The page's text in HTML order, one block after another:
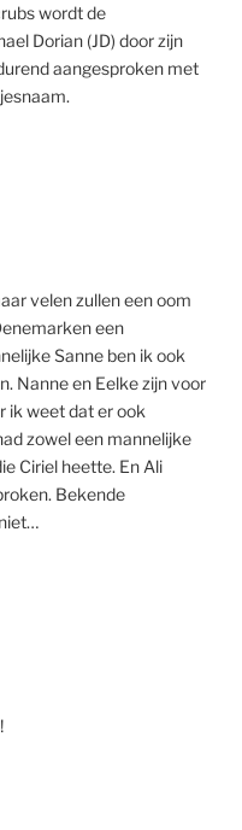
wordt de
Dorian (JD) door zijn
aangesproken met
velen zullen een oom
een
Sanne ben ik ook
Nanne en Eelke zijn voor
ik weet dat er ook
zowel een mannelijke
Ciriel heette. En Ali
Bekende